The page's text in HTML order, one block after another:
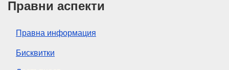
Правни аспекти
Правна информация
Бисквитки